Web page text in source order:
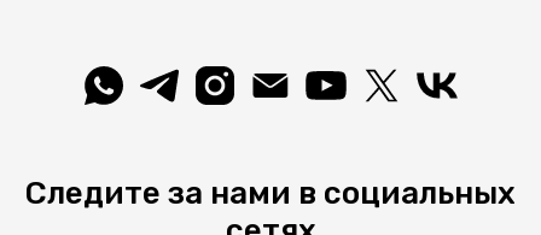
Следите за нами в социальных